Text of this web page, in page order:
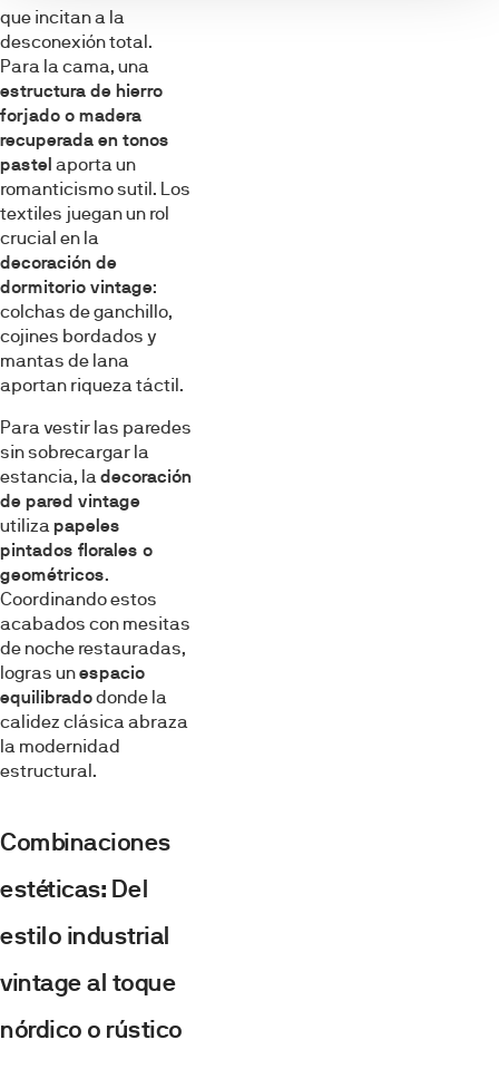
que incitan a la
desconexión total.
Para la cama, una
estructura de hierro
forjado o madera
recuperada en tonos
pastel aporta un
romanticismo sutil. Los
textiles juegan un rol
crucial en la
decoración de
dormitorio vintage:
colchas de ganchillo,
cojines bordados y
mantas de lana
aportan riqueza táctil.
Para vestir las paredes
sin sobrecargar la
estancia, la decoración
de pared vintage
utiliza papeles
pintados florales o
geométricos.
Coordinando estos
acabados con mesitas
de noche restauradas,
logras unespacio
equilibradodonde la
calidez clásica abraza
la modernidad
estructural.
Combinaciones
estéticas: Del
estilo industrial
vintage al toque
nórdico o rústico